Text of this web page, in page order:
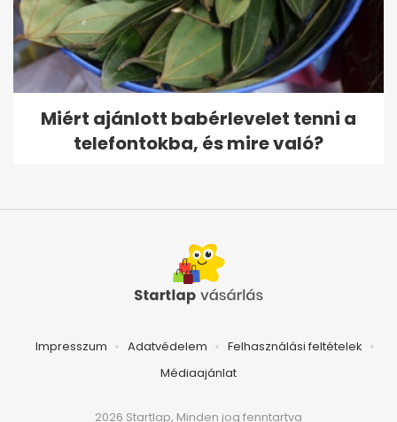
Miért ajánlott babérlevelet tenni a
telefontokba, és mire való?
Impresszum Adatvédelem
Felhasználási feltételek
Médiaajánlat
2026 Startlap, Minden jog fenntartva